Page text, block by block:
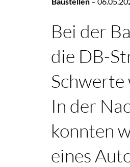
Bei der
die DB-
In der
konnten
eines